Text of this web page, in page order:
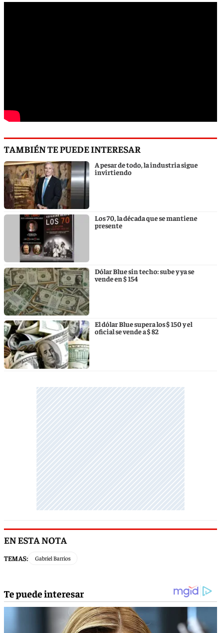
TAMBIÉN TE PUEDE INTERESAR
A pesar de todo, la industria sigue
invirtiendo
Los 70, la década que se mantiene
presente
Dólar Blue sin techo: sube y ya se
vende en $ 154
El dólar Blue supera los $ 150 y el
oficial se vende a $ 82
EN ESTA NOTA
TEMAS: Gabriel Barrios